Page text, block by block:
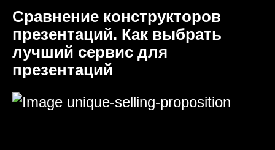
Сравнение конструкторов
презентаций. Как выбрать
лучший сервис для
презентаций